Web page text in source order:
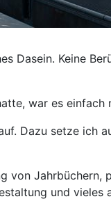
Dasein. Keine
war es
Dazu setze
von Jahrbüchern,
und vieles